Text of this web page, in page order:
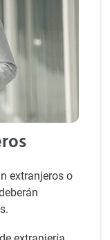
extranjeros o